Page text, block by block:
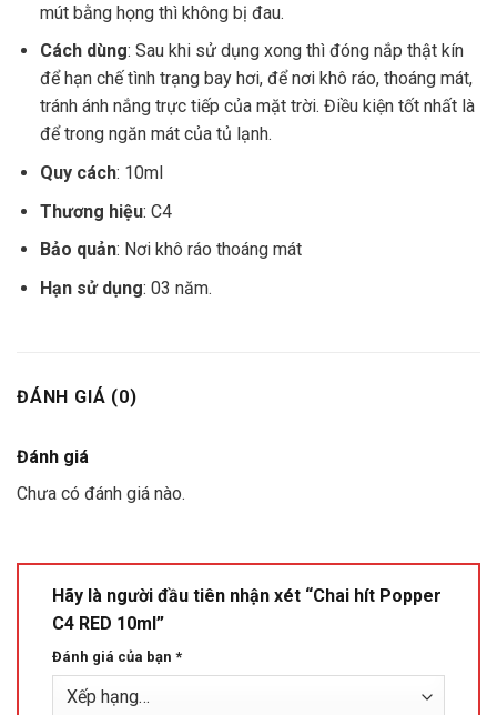
mút bằng họng thì không bị đau.
Cách dùng: Sau khi sử dụng xong thì đóng nắp thật kín
để hạn chế tình trạng bay hơi, để nơi khô ráo, thoáng mát,
tránh ánh nắng trực tiếp của mặt trời. Điều kiện tốt nhất là
để trong ngăn mát của tủ lạnh.
Quy cách: 10ml
Thương hiệu: C4
Bảo quản: Nơi khô ráo thoáng mát
Hạn sử dụng: 03 năm.
ĐÁNH GIÁ (0)
Đánh giá
Chưa có đánh giá nào.
Hãy là người đầu tiên nhận xét “Chai hít Popper
C4 RED 10ml”
Đánh giá của bạn *